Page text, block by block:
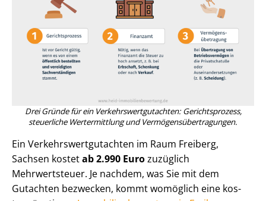
Drei Gründe für ein Ver­kehrs­wert­gut­ach­ten: Gerichtsprozess,
steuerliche Wertermittlung und Ver­mö­gens­über­tra­gun­gen.
Ein Ver­kehrs­wert­gut­ach­ten im Raum Freiberg,
Sachsen kostetab 2.990 Eurozuzüglich
Mehrwertsteuer. Je nachdem, was Sie mit dem
Gutachten bezwecken, kommt womöglich eine kos­